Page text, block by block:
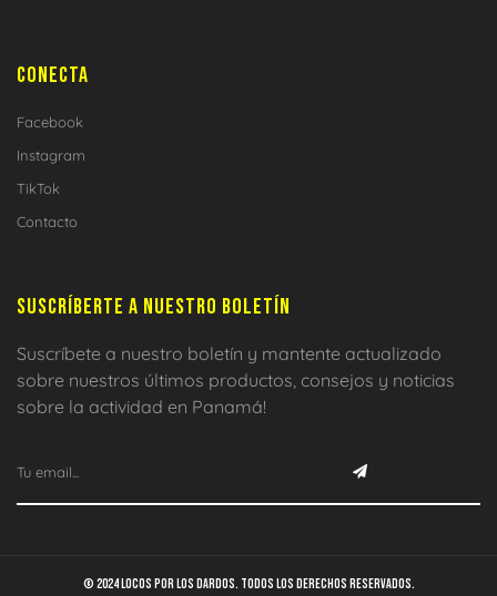
CONECTA
Facebook
Instagram
TikTok
Contacto
SUSCRÍBERTE A NUESTRO BOLETÍN
Suscríbete a nuestro boletín y mantente actualizado
sobre nuestros últimos productos, consejos y noticias
sobre la actividad en Panamá!
© 2024 Locos por los dardos. Todos los derechos reservados.